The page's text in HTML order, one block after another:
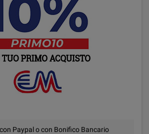
Paypal o con Bonifico Bancario